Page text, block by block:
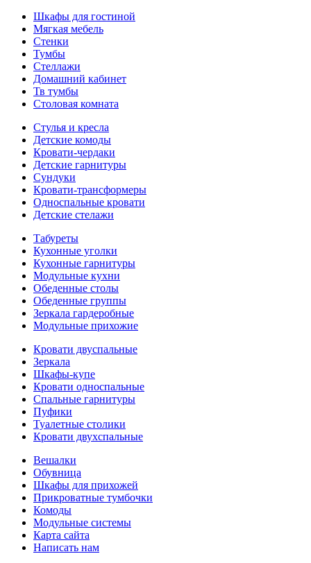
Шкафы для гостиной
Мягкая мебель
Стенки
Тумбы
Стеллажи
Домашний кабинет
Тв тумбы
Столовая комната
Стулья и кресла
Детские комоды
Кровати-чердаки
Детские гарнитуры
Сундуки
Кровати-трансформеры
Односпальные кровати
Детские стелажи
Табуреты
Кухонные уголки
Кухонные гарнитуры
Модульные кухни
Обеденные столы
Обеденные группы
Зеркала гардеробные
Модульные прихожие
Кровати двуспальные
Зеркала
Шкафы-купе
Кровати односпальные
Спальные гарнитуры
Пуфики
Туалетные столики
Кровати двухспальные
Вешалки
Обувница
Шкафы для прихожей
Прикроватные тумбочки
Комоды
Модульные системы
Карта сайта
Написать нам